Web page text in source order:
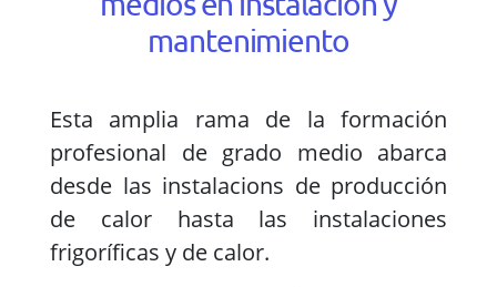
mantenimiento
Esta amplia rama de la formación
profesional de grado medio abarca
desde las instalacions de producción
de calor hasta las instalaciones
frigoríficas y de calor.